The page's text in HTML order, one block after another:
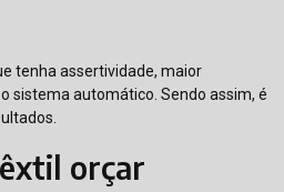
tenha assertividade, maior
sistema automático. Sendo assim, é
orçar